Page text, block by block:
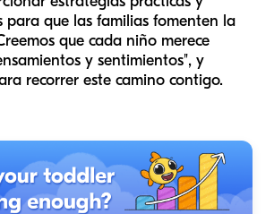
para que las familias fomenten la
que cada niño merece
y sentimientos", y
recorrer este camino contigo.